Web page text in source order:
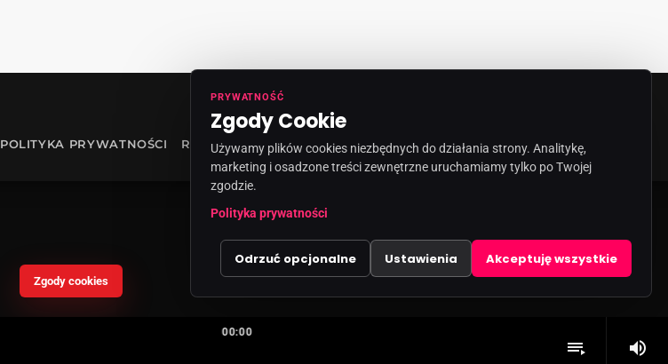
00:00
playlist_play volume_up
POLITYKA PRYWATNOŚCI RODO INFORMACJA O NADAWCY KONTAKT
PRYWATNOŚĆ
Zgody Cookie
Używamy plików cookies niezbędnych do działania strony. Analitykę,
marketing i osadzone treści zewnętrzne uruchamiamy tylko po Twojej
zgodzie.
Polityka prywatności
Odrzuć opcjonalne Ustawienia Akceptuję wszystkie
Zgody cookies